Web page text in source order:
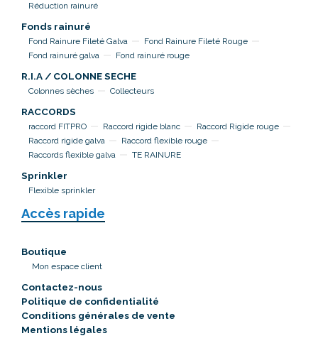
Réduction rainuré
Fonds rainuré
Fond Rainure Fileté Galva
Fond Rainure Fileté Rouge
Fond rainuré galva
Fond rainuré rouge
R.I.A / COLONNE SECHE
Colonnes sèches Collecteurs
RACCORDS
raccord FITPRO Raccord rigide blanc
Raccord Rigide rouge
Raccord rigide galva
Raccord flexible rouge
Raccords flexible galva
TE RAINURE
Sprinkler
Flexible sprinkler
Accès rapide
Boutique
Mon espace client
Contactez-nous
Politique de confidentialité
Conditions générales de vente
Mentions légales